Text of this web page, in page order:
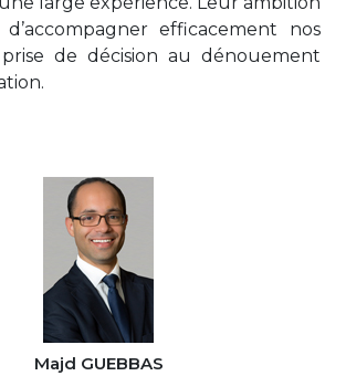
efficacement nos
de décision au dénouement
Majd GUEBBAS